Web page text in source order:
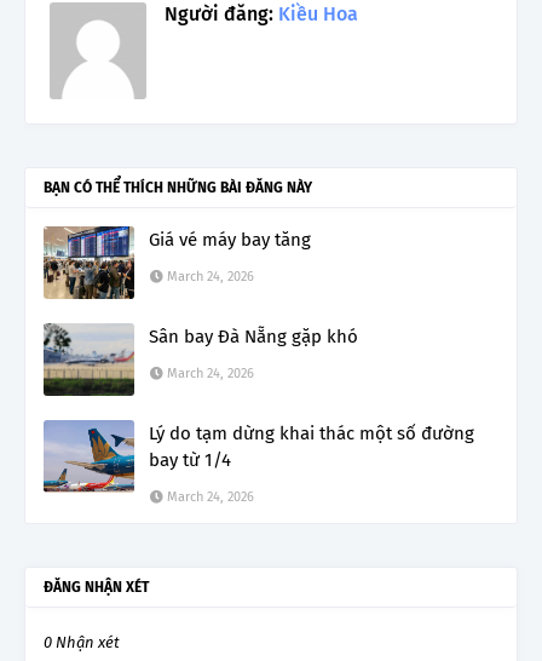
Người đăng: Kiều Hoa
BẠN CÓ THỂ THÍCH NHỮNG BÀI ĐĂNG NÀY
Giá vé máy bay tăng
March 24, 2026
Sân bay Đà Nẵng gặp khó
March 24, 2026
Lý do tạm dừng khai thác một số đường
bay từ 1/4
March 24, 2026
ĐĂNG NHẬN XÉT
0 Nhận xét